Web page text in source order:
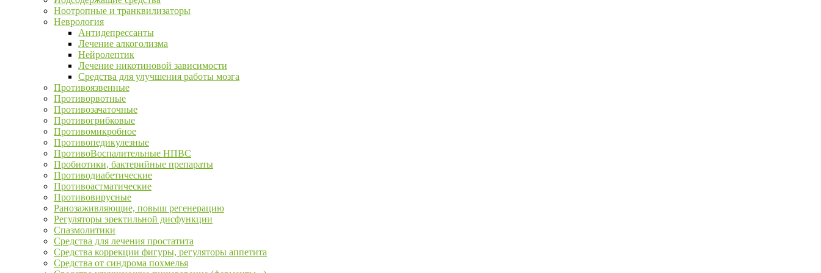
Ноотропные и транквилизаторы
Неврология
Антидепрессанты
Лечение алкоголизма
Нейролептик
Лечение никотиновой зависимости
Средства для улучшения работы мозга
Противоязвенные
Противорвотные
Противозачаточные
Противогрибковые
Противомикробное
Противопедикулезные
ПротивоВоспалительные НПВС
Пробиотики, бактерийные препараты
Противодиабетические
Противоастматические
Противовирусные
Ранозаживляющие, повыш регенерацию
Регуляторы эректильной дисфункции
Спазмолитики
Средства для лечения простатита
Средства коррекции фигуры, регуляторы аппетита
Средства от синдрома похмелья